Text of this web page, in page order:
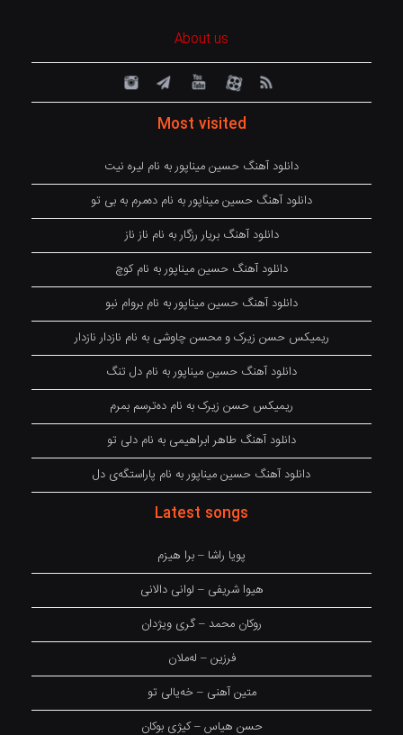
About us
Most visited
دانلود آهنگ حسین میناپور به نام لیره نیت
دانلود آهنگ حسین میناپور به نام دەمرم بە بی تو
دانلود آهنگ بریار رزگار به نام ناز ناز
دانلود آهنگ حسین میناپور به نام کوچ
دانلود آهنگ حسین میناپور به نام بروام نبو
ریمیکس حسن زیرک و محسن چاوشی به نام نازدار نازدار
دانلود آهنگ حسین میناپور به نام دل تنگ
ریمیکس حسن زیرک به نام دەترسم بمرم
دانلود آهنگ طاهر ابراهیمی به نام دلی تو
دانلود آهنگ حسین میناپور به نام پاراستگەی دل
Latest songs
پویا راشا – برا هیزم
هیوا شریفی – لوانی دالانی
روکان محمد – گری ویژدان
فرزین – لەملان
متین آهنی – خەیالی تو
حسن هیاس – کیژی بوکان